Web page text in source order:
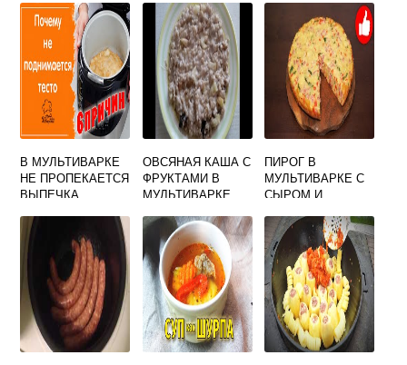
В МУЛЬТИВАРКЕ
НЕ ПРОПЕКАЕТСЯ
ВЫПЕЧКА
ОВСЯНАЯ КАША С
ФРУКТАМИ В
МУЛЬТИВАРКЕ
ПИРОГ В
МУЛЬТИВАРКЕ С
СЫРОМ И